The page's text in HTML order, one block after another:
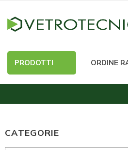
PRODOTTI ORDINE
CATEGORIE